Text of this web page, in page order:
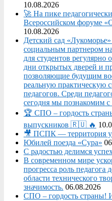
10.08.2026
🚀 На пике
Всероссийском форуме
10.08.2026
Детский сад
социальным партнером
для студентов регулярно
дни открытых дверей и
позволяющие будущим
реальную практическую
педагогов. Среди
сегодня мы познакомим
🏆 СПО – гордость
выпускников 🇷🇺 🔥
🎥 ПСПК — территория
Юбилей поезда «Сура»
С радостью делимся
В современном мире
прогресса роль педагога
области технического
значимость. 06.08.2026
СПО – гордость страны!